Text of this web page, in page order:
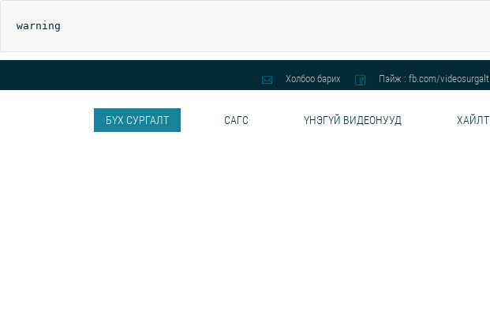
warning
Холбоо барих Пэйж : fb.com/videosurgalt
БҮХ СУРГАЛТ САГС ҮНЭГҮЙ ВИДЕОНУУД ХАЙЛТ